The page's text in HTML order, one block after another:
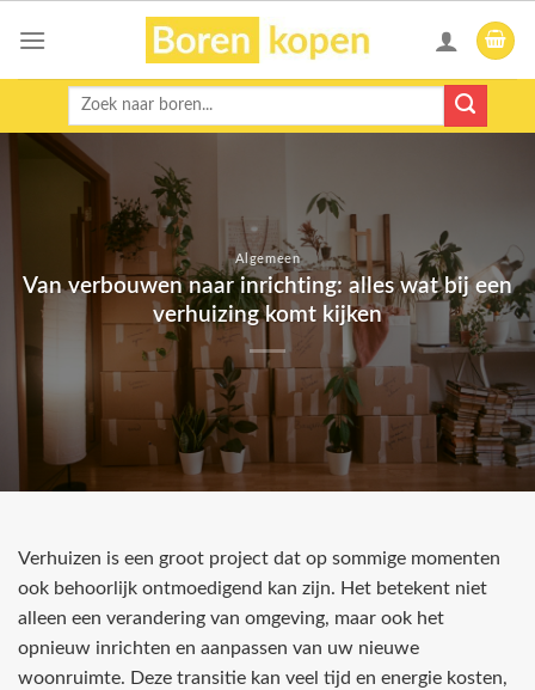
Zoeken
Algemeen
Van verbouwen naar inrichting: alles wat bij een
verhuizing komt kijken
Verhuizen is een groot project dat op sommige momenten
ook behoorlijk ontmoedigend kan zijn. Het betekent niet
alleen een verandering van omgeving, maar ook het
opnieuw inrichten en aanpassen van uw nieuwe
woonruimte. Deze transitie kan veel tijd en energie kosten,